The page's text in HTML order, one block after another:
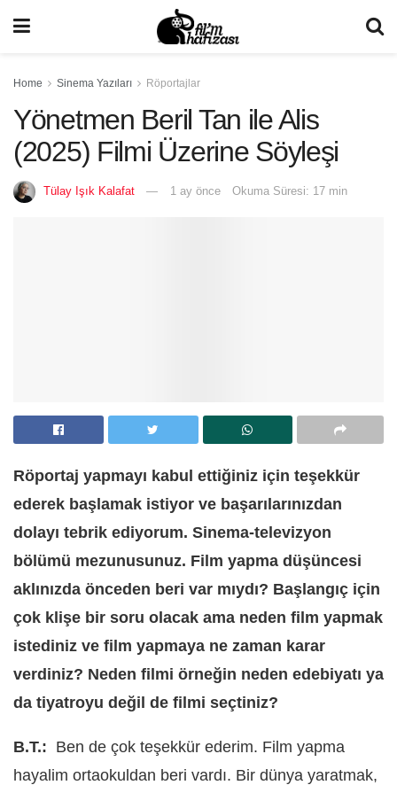
Home Sinema Yazıları Röportajlar
Yönetmen Beril Tan ile Alis
(2025) Filmi Üzerine Söyleşi
Tülay Işık Kalafat 1 ay önce Okuma Süresi: 17 min
Röportaj yapmayı kabul ettiğiniz için teşekkür
ederek başlamak istiyor ve başarılarınızdan
dolayı tebrik ediyorum. Sinema-televizyon
bölümü mezunusunuz. Film yapma düşüncesi
aklınızda önceden beri var mıydı? Başlangıç için
çok klişe bir soru olacak ama neden film yapmak
istediniz ve film yapmaya ne zaman karar
verdiniz? Neden filmi örneğin neden edebiyatı ya
da tiyatroyu değil de filmi seçtiniz?
B.T.: Ben de çok teşekkür ederim. Film yapma
hayalim ortaokuldan beri vardı. Bir dünya yaratmak,